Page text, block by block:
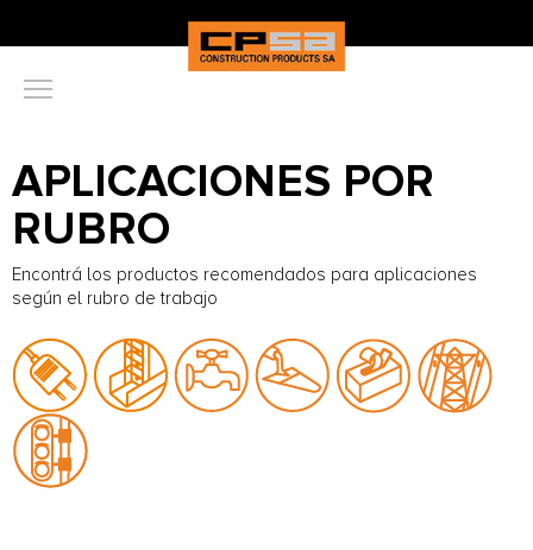
APLICACIONES POR
RUBRO
Encontrá los productos recomendados para aplicaciones
según el rubro de trabajo